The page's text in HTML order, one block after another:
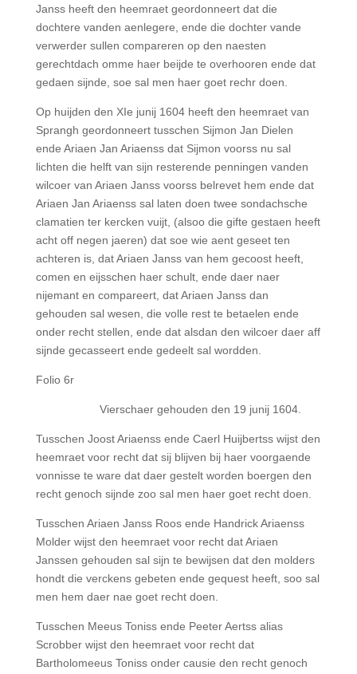
Janss heeft den heemraet geordonneert dat die
dochtere vanden aenlegere, ende die dochter vande
verwerder sullen compareren op den naesten
gerechtdach omme haer beijde te overhooren ende dat
gedaen sijnde, soe sal men haer goet rechr doen.
Op huijden den XIe junij 1604 heeft den heemraet van
Sprangh geordonneert tusschen Sijmon Jan Dielen
ende Ariaen Jan Ariaenss dat Sijmon voorss nu sal
lichten die helft van sijn resterende penningen vanden
wilcoer van Ariaen Janss voorss belrevet hem ende dat
Ariaen Jan Ariaenss sal laten doen twee sondachsche
clamatien ter kercken vuijt, (alsoo die gifte gestaen heeft
acht off negen jaeren) dat soe wie aent geseet ten
achteren is, dat Ariaen Janss van hem gecoost heeft,
comen en eijsschen haer schult, ende daer naer
nijemant en compareert, dat Ariaen Janss dan
gehouden sal wesen, die volle rest te betaelen ende
onder recht stellen, ende dat alsdan den wilcoer daer aff
sijnde gecasseert ende gedeelt sal wordden.
Folio 6r
Vierschaer gehouden den 19 junij 1604.
Tusschen Joost Ariaenss ende Caerl Huijbertss wijst den
heemraet voor recht dat sij blijven bij haer voorgaende
vonnisse te ware dat daer gestelt worden boergen den
recht genoch sijnde zoo sal men haer goet recht doen.
Tusschen Ariaen Janss Roos ende Handrick Ariaenss
Molder wijst den heemraet voor recht dat Ariaen
Janssen gehouden sal sijn te bewijsen dat den molders
hondt die verckens gebeten ende gequest heeft, soo sal
men hem daer nae goet recht doen.
Tusschen Meeus Toniss ende Peeter Aertss alias
Scrobber wijst den heemraet voor recht dat
Bartholomeeus Toniss onder causie den recht genoch